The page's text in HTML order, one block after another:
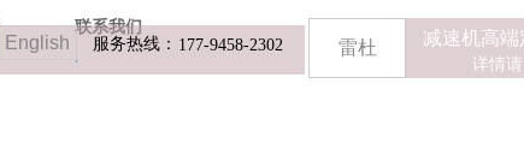
服务热线： 177-9458-2302
English
详情
减速机高端
雷杜
联系我们